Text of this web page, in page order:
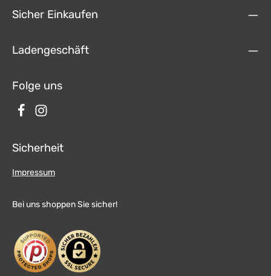
Sicher Einkaufen
Ladengeschäft
Folge uns
Sicherheit
Impressum
Bei uns shoppen Sie sicher!